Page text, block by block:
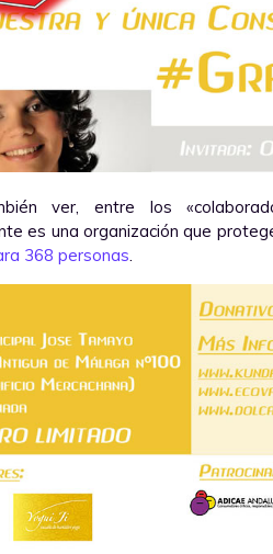
ver, entre los
es una organización que
368 personas